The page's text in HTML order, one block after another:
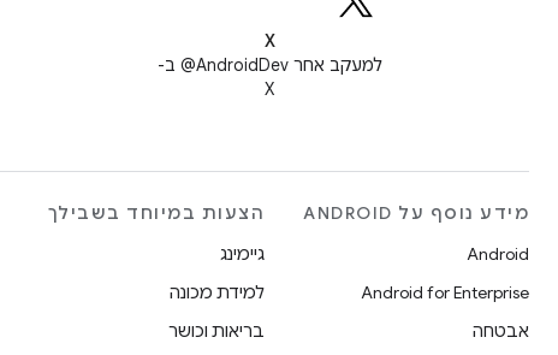
X
למעקב אחר ‎@AndroidDev ב-
X
מידע נוסף על ANDROID
Android
Android for Enterprise
אבטחה
הצעות במיוחד בשבילך
גיימינג
למידת מכונה
בריאות וכושר